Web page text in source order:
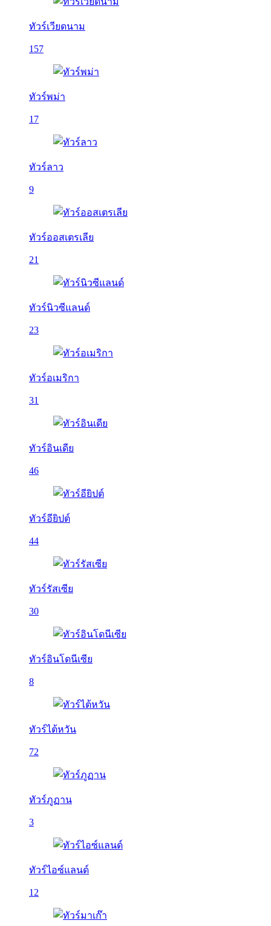
ทัวร์เวียดนาม
157
ทัวร์พม่า
17
ทัวร์ลาว
9
ทัวร์ออสเตรเลีย
21
ทัวร์นิวซีแลนด์
23
ทัวร์อเมริกา
31
ทัวร์อินเดีย
46
ทัวร์อียิปต์
44
ทัวร์รัสเซีย
30
ทัวร์อินโดนีเซีย
8
ทัวร์ไต้หวัน
72
ทัวร์ภูฏาน
3
ทัวร์ไอซ์แลนด์
12